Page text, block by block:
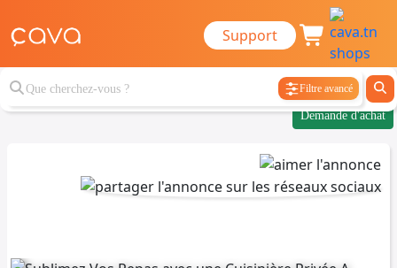
Support
Filtre avancé
Demande d'achat